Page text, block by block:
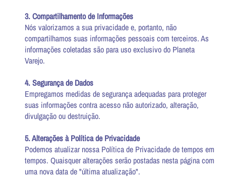
3. Compartilhamento de Informações
Nós valorizamos a sua privacidade e, portanto, não
compartilhamos suas informações pessoais com terceiros. As
informações coletadas são para uso exclusivo do Planeta
Varejo.
4. Segurança de Dados
Empregamos medidas de segurança adequadas para proteger
suas informações contra acesso não autorizado, alteração,
divulgação ou destruição.
5. Alterações à Política de Privacidade
Podemos atualizar nossa Política de Privacidade de tempos em
tempos. Quaisquer alterações serão postadas nesta página com
uma nova data de "última atualização".